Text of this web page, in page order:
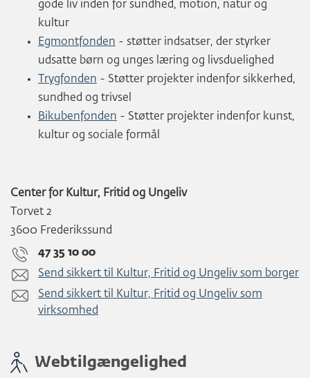
gode liv inden for sundhed, motion, natur og
kultur
Egmontfonden - støtter indsatser, der styrker
udsatte børn og unges læring og livsduelighed
Trygfonden - Støtter projekter indenfor sikkerhed,
sundhed og trivsel
Bikubenfonden - Støtter projekter indenfor kunst,
kultur og sociale formål
Center for Kultur, Fritid og Ungeliv
Torvet 2
3600 Frederikssund
47 35 10 00
Send sikkert til Kultur, Fritid og Ungeliv som borger
Send sikkert til Kultur, Fritid og Ungeliv som
virksomhed
Webtilgængelighed